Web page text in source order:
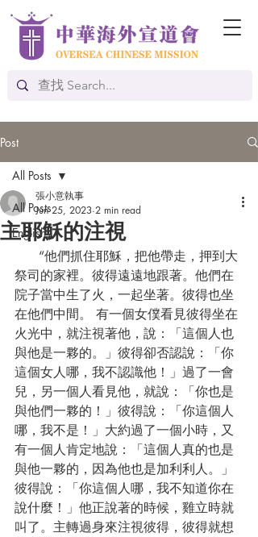
Post
All Posts
English
All Posts
主耶穌的注視
張小意執事
Jun 25, 2023 2 min read
祭司的家裡。彼得遠遠地跟著。他們在
院子當中生了火，一起坐著。彼得也坐
在他們中間。 有一個女僕看見彼得坐在
火光中，就注視著他，說：「這個人也
與他是一夥的。」彼得卻否認說：「你
這個女人哪，我不認識他！」過了一會
兒，另一個人看見他，就說：「你也是
與他們一夥的！」彼得說：「你這個人
哪，我不是！」大約過了一個小時，又
有一個人肯定地說：「這個人真的也是
與他一夥的，因為他也是加利利人。」
彼得說：「你這個人哪，我不知道你在
說什麼！」他正說著的時候，雞立時就
叫了。主轉過身來注視彼得，彼得就想